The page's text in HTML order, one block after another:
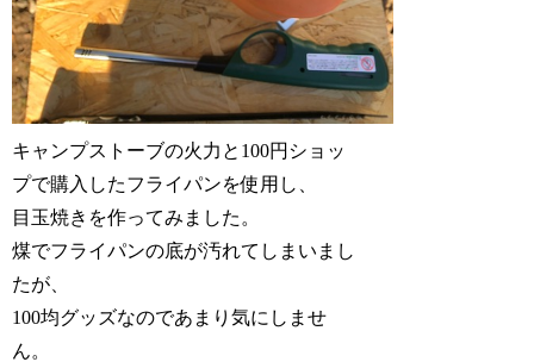
キャンプストーブの火力と100円ショッ
プで購入したフライパンを使用し、
目玉焼きを作ってみました。
煤でフライパンの底が汚れてしまいまし
たが、
100均グッズなのであまり気にしませ
ん。